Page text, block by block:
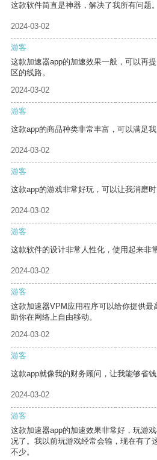
这款软件简直是神器，解决了我所有问题。
2024-03-02
游客
这款加速器app的加速效果一般，可以再
区的线路。
2024-03-02
游客
这款app的商品种类非常丰富，可以满足我
2024-03-02
游客
这款app的游戏非常好玩，可以让我消磨时
2024-03-02
游客
这款软件的设计非常人性化，使用起来非
2024-03-02
游客
这款加速器VPM应用程序可以给你提供最
助你在网络上自由移动。
2024-03-02
游客
这款app就像我的财务顾问，让我能够省钱
2024-03-02
游客
这款加速器app的加速效果非常好，玩游
况了。我以前玩游戏经常会输，现在有了
不少。